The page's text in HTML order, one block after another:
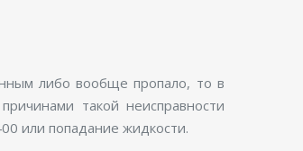
либо вообще пропало, то в
такой неисправности
или попадание жидкости.